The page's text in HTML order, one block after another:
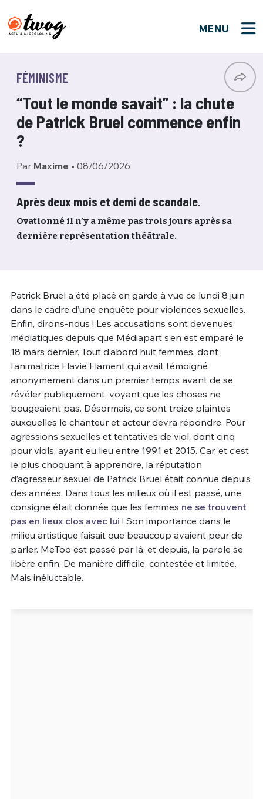
MENU
FÉMINISME
“Tout le monde savait” : la chute
de Patrick Bruel commence enfin
?
Par Maxime • 08/06/2026
Après deux mois et demi de scandale.
Ovationné il n’y a même pas trois jours après sa
dernière représentation théâtrale.
Patrick Bruel a été placé en garde à vue ce lundi 8 juin
dans le cadre d’une enquête pour violences sexuelles.
Enfin, dirons-nous ! Les accusations sont devenues
médiatiques depuis que Médiapart s’en est emparé le
18 mars dernier. Tout d’abord huit femmes, dont
l’animatrice Flavie Flament qui avait témoigné
anonymement dans un premier temps avant de se
révéler publiquement, voyant que les choses ne
bougeaient pas. Désormais, ce sont treize plaintes
auxquelles le chanteur et acteur devra répondre. Pour
agressions sexuelles et tentatives de viol, dont cinq
pour viols, ayant eu lieu entre 1991 et 2015. Car, et c’est
le plus choquant à apprendre, la réputation
d’agresseur sexuel de Patrick Bruel était connue depuis
des années. Dans tous les milieux où il est passé, une
consigne était donnée que les femmes ne se trouvent
pas en lieux clos avec lui ! Son importance dans le
milieu artistique faisait que beaucoup avaient peur de
parler. MeToo est passé par là, et depuis, la parole se
libère enfin. De manière difficile, contestée et limitée.
Mais inéluctable.
Bienvenue !
PSEUDO*
PASSWORD*
PSEUDO
MOT DE PASSE Mot de passe perdu ?
Que souhaitez-vous proposer ?
Quelques tweets
M'INSCRIRE
Un Thread
C'EST PARTI